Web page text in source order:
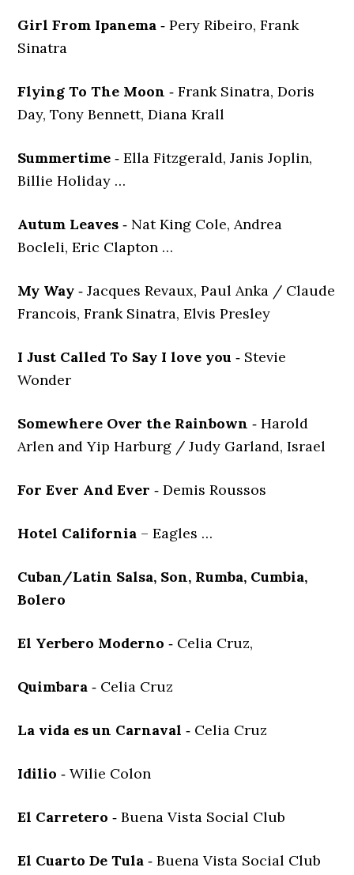
Girl From Ipanema‐ Pery Ribeiro, Frank
Sinatra
Flying To The Moon‐ Frank Sinatra, Doris
Day, Tony Bennett, Diana Krall
Summertime‐ Ella Fitzgerald, Janis Joplin,
Billie Holiday …
Autum Leaves‐ Nat King Cole, Andrea
Bocleli, Eric Clapton …
My Way‐ Jacques Revaux, Paul Anka / Claude
Francois, Frank Sinatra, Elvis Presley
I Just Called To Say I love you‐ Stevie
Wonder
Somewhere Over the Rainbown‐ Harold
Arlen and Yip Harburg / Judy Garland, Israel
For Ever And Ever‐ Demis Roussos
Hotel California – Eagles …
Cuban/Latin Salsa, Son, Rumba, Cumbia,
Bolero
El Yerbero Moderno‐ Celia Cruz,
Quimbara‐ Celia Cruz
La vida es un Carnaval‐ Celia Cruz
Idilio‐ Wilie Colon
El Carretero‐ Buena Vista Social Club
El Cuarto De Tula‐ Buena Vista Social Club